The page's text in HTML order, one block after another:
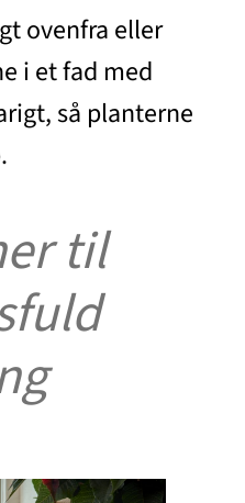
ovenfra eller
i et fad med
så planterne
til